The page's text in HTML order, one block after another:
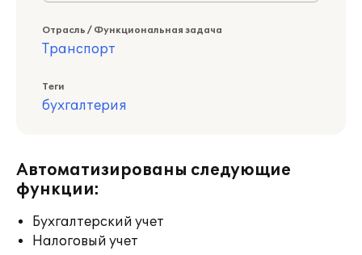
Отрасль / Функциональная задача
Транспорт
Теги
бухгалтерия
Автоматизированы следующие
функции:
Бухгалтерский учет
Налоговый учет